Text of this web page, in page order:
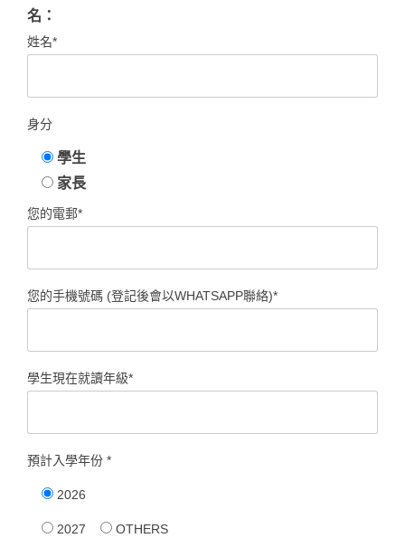
名：
姓名*
身分
學生
家長
您的電郵*
您的手機號碼 (登記後會以WHATSAPP聯絡)*
學生現在就讀年級*
預計入學年份 *
2026
2027 OTHERS